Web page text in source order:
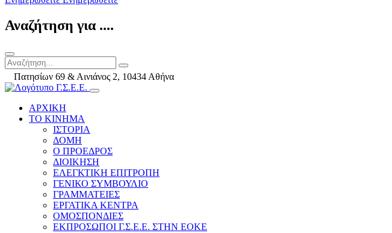
Αναζήτηση για ....
Πατησίων 69 & Αινιάνος 2, 10434 Αθήνα
ΑΡΧΙΚΗ
ΤΟ ΚΙΝΗΜΑ
ΙΣΤΟΡΙΑ
ΔΟΜΗ
Ο ΠΡΟΕΔΡΟΣ
ΔΙΟΙΚΗΣΗ
ΕΛΕΓΚΤΙΚΗ ΕΠΙΤΡΟΠΗ
ΓΕΝΙΚΟ ΣΥΜΒΟΥΛΙΟ
ΓΡΑΜΜΑΤΕΙΕΣ
ΕΡΓΑΤΙΚΑ ΚΕΝΤΡΑ
ΟΜΟΣΠΟΝΔΙΕΣ
ΕΚΠΡΟΣΩΠΟΙ Γ.Σ.Ε.Ε. ΣΤΗΝ ΕΟΚΕ